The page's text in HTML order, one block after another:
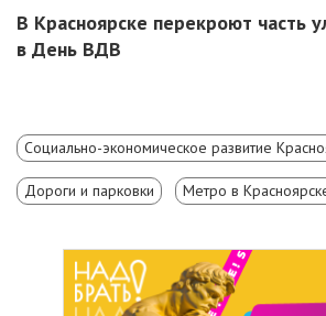
В Красноярске перекроют часть
в День ВДВ
Социально-экономическое развитие
Дороги и парковки Метро в